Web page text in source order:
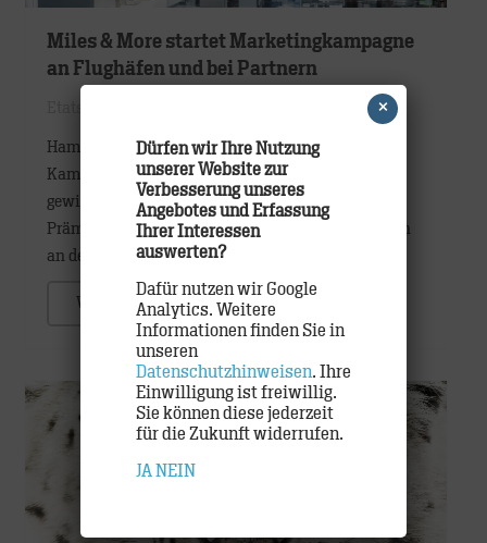
Miles & More startet Marketingkampagne
an Flughäfen und bei Partnern
Hamburg, November 2017: Mit einer breiten
Kampagne will Miles & More neue Teilnehmer
gewinnen. Dazu schaltet das Vielflieger- und
Prämienprogramm großflächige Werbemaßnahmen
an den Flughäfen Berlin und Düsseldorf – mit…
WEITER
Dürfen wir Ihre Nutzung
unserer Website zur
Verbesserung unseres
Angebotes und Erfassung
Ihrer Interessen
auswerten?
Dafür nutzen wir Google
Analytics. Weitere
Informationen finden Sie in
unseren
Datenschutzhinweisen. Ihre
Einwilligung ist freiwillig.
Sie können diese jederzeit
für die Zukunft widerrufen.
JA NEIN
×